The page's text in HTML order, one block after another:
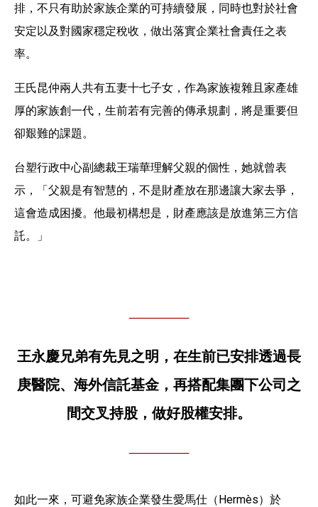
排，不只有助於家族企業的可持續發展，同時也對於社會
安定以及對國家穩定稅收，做出落實企業社會責任之表
率。
王氏昆仲兩人共有五妻十七子女，作為家族複雜且家產雄
厚的家族創一代，生前若有完善的傳承規劃，將是重要但
卻艱難的課題。
台塑行政中心副總裁王瑞華理解父親的個性，她就曾表
示，「父親是有智慧的，不是財產放在那邊讓大家去爭，
這會造成困擾。他最初構想是，財產應該是放進第三方信
託。」
王永慶兄弟有先見之明，在生前已安排透過長
庚醫院、海外信託基金，再搭配集團下公司之
間交叉持股，做好股權安排。
如此一來，可避免家族企業發生愛馬仕（Hermès）於